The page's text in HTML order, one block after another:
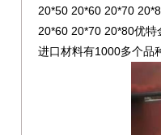
20*50 20*60 20*70
20*60 20*70 20*80优特
进口材料有1000多个品